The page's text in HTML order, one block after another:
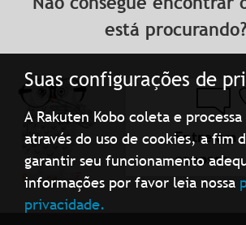
Suas configurações de
A Rakuten Kobo coleta e processa
através do uso de cookies, a fim
garantir seu funcionamento
informações por favor leia nossa
privacidade.
está
Entre em
conosco